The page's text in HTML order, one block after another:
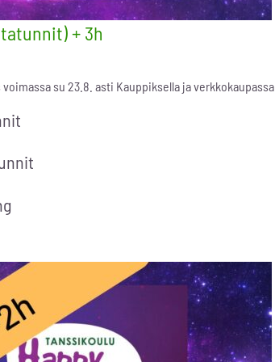
+ 3h
su 23.8. asti Kauppiksella ja verkkokaupassa.